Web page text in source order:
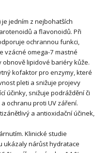
jedním z nejbohatších
a flavonoidů. Při
ochrannou funkci,
vzácné omega-7 mastné
lipidové bariéry kůže.
kofaktor pro enzymy, které
pleti a snižuje projevy
účinky, snižuje podráždění či
ochranu proti UV záření.
a antioxidační účinek,
Klinické studie
ukázaly nárůst hydratace